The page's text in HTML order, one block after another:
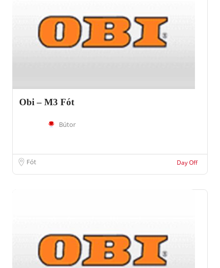
Obi – M3 Fót
Bútor
Fót Day Off